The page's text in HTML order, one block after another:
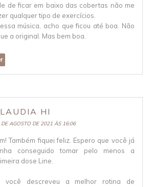
de ficar em baixo das cobertas não me
qualquer tipo de exercícios.
música, acho que ficou até boa. Não
a original. Mas bem boa.
HI
DE AGOSTO DE 2021 ÀS 16:06
Também fiquei feliz. Espero que você já
conseguido tomar pelo menos a
dose Line.
você descreveu a melhor rotina de